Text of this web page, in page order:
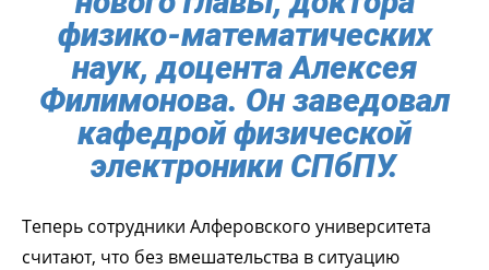
физико-математических
наук, доцента Алексея
Филимонова. Он заведовал
кафедрой физической
электроники СПбПУ.
Теперь сотрудники Алферовского университета
считают, что без вмешательства в ситуацию